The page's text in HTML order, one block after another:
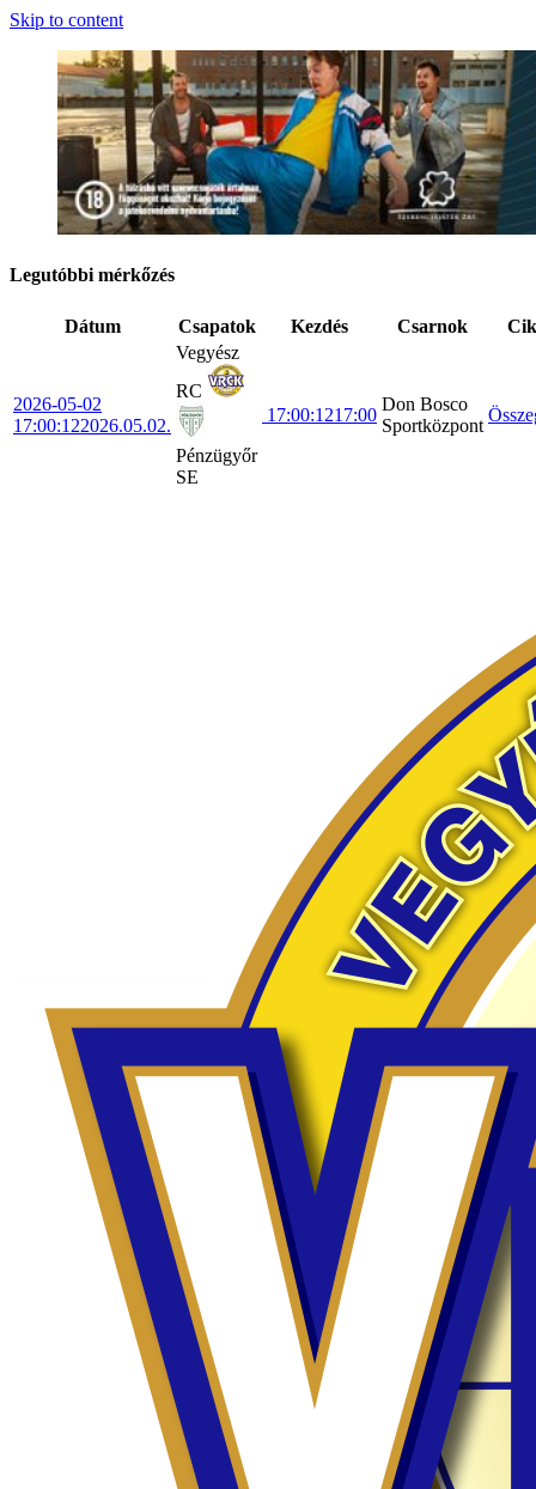
Skip to content
Legutóbbi mérkőzés
Dátum Csapatok Kezdés Csarnok
2026-05-02
17:00:122026.05.02.
Vegyész
RC
Pénzügyőr
SE
17:00:1217:00
Don Bosco
Sportközpont